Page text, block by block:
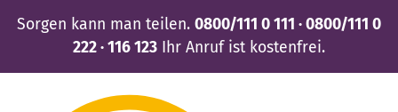
Sorgen kann man teilen. 0800/111 0 111 · 0800/111 0
222 · 116 123 Ihr Anruf ist kostenfrei.